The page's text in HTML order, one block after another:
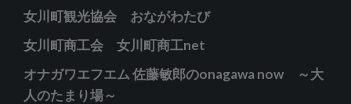
女川町観光協会 おながわたび
女川町商工会 女川町商工net
オナガワエフエム 佐藤敏郎のonagawa now ～大
人のたまり場～